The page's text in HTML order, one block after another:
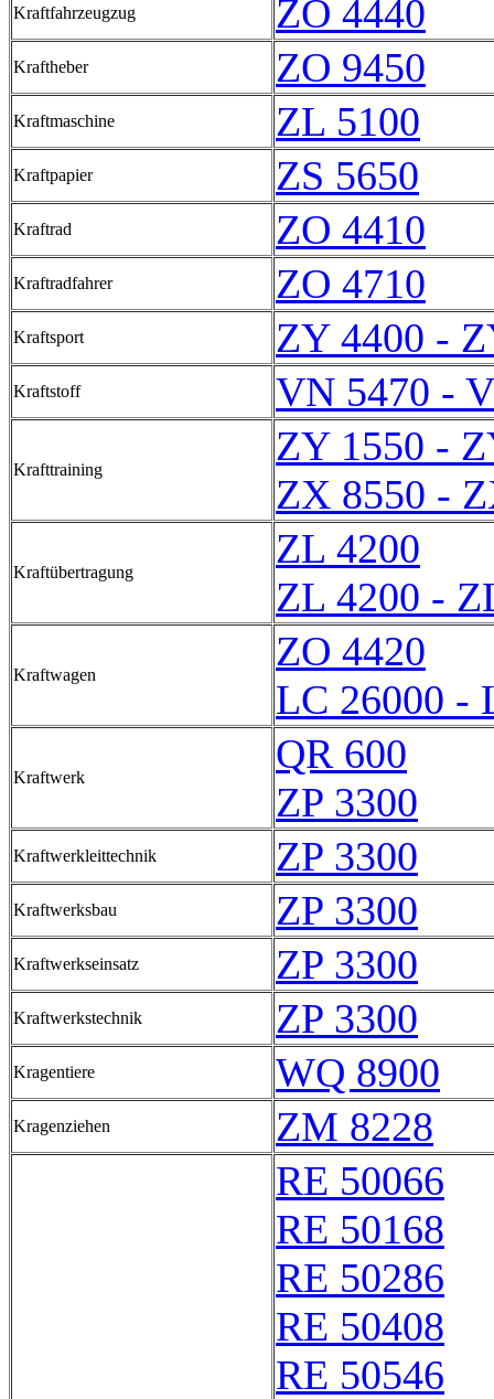
Kraftfahrzeugzug ZO 4440
Kraftheber ZO 9450
Kraftmaschine ZL 5100
Kraftpapier ZS 5650
Kraftrad ZO 4410
Kraftradfahrer ZO 4710
Kraftsport ZY 4400 -
Kraftstoff VN 5470 -
Krafttraining
ZY 1550 -
ZX 8550 -
Kraftübertragung
ZL 4200
ZL 4200 -
Kraftwagen
ZO 4420
LC 26000 -
Kraftwerk
QR 600
ZP 3300
Kraftwerkleittechnik ZP 3300
Kraftwerksbau ZP 3300
Kraftwerkseinsatz ZP 3300
Kraftwerkstechnik ZP 3300
Kragentiere WQ 8900
Kragenziehen
ZM 8228
RE 50066
RE 50168
RE 50286
RE 50408
RE 50546